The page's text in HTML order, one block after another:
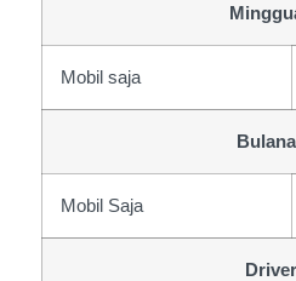
Mobil saja
Mobil Saja
Driver